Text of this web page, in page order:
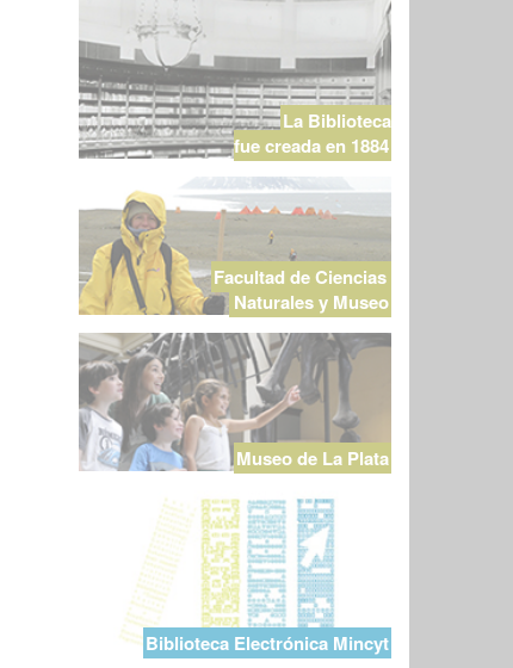
La Biblioteca
fue creada en 1884
Facultad de Ciencias
Naturales y Museo
Museo de La Plata
Biblioteca Electrónica Mincyt